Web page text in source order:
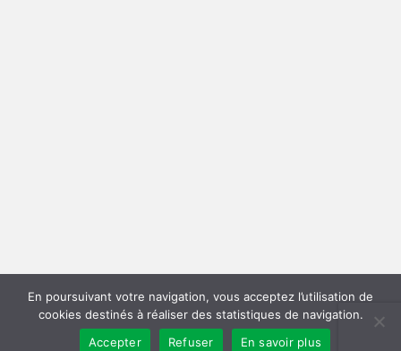
En poursuivant votre navigation, vous acceptez l’utilisation de
cookies destinés à réaliser des statistiques de navigation.
Accepter
Refuser En savoir plus